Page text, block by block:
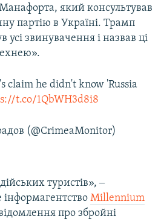
який консультував
партію в Україні. Трамп
усі звинувачення і назвав ці
claim he didn't know 'Russia
t.co/1QbWH3d8i8
(@CrimeaMonitor)
туристів», ‒
інформагентство Millennium
про збройні